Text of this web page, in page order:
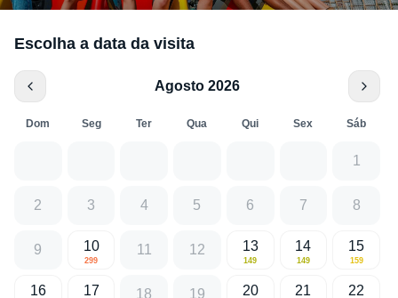
Escolha a data da visita
Agosto 2026
Dom Seg Ter Qua Qui Sex Sáb
1
2 3 4 5 6 7 8
9 10
299
11 12 13
149
14
149
15
159
16 17 18 19 20 21 22